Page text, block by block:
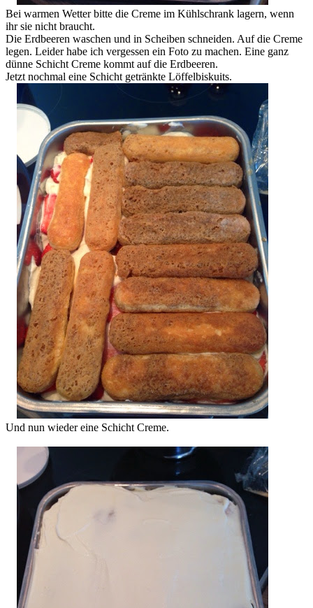
Bei warmen Wetter bitte die Creme im Kühlschrank lagern, wenn
ihr sie nicht braucht.
Die Erdbeeren waschen und in Scheiben schneiden. Auf die Creme
legen. Leider habe ich vergessen ein Foto zu machen. Eine ganz
dünne Schicht Creme kommt auf die Erdbeeren.
Jetzt nochmal eine Schicht getränkte Löffelbiskuits.
Und nun wieder eine Schicht Creme.